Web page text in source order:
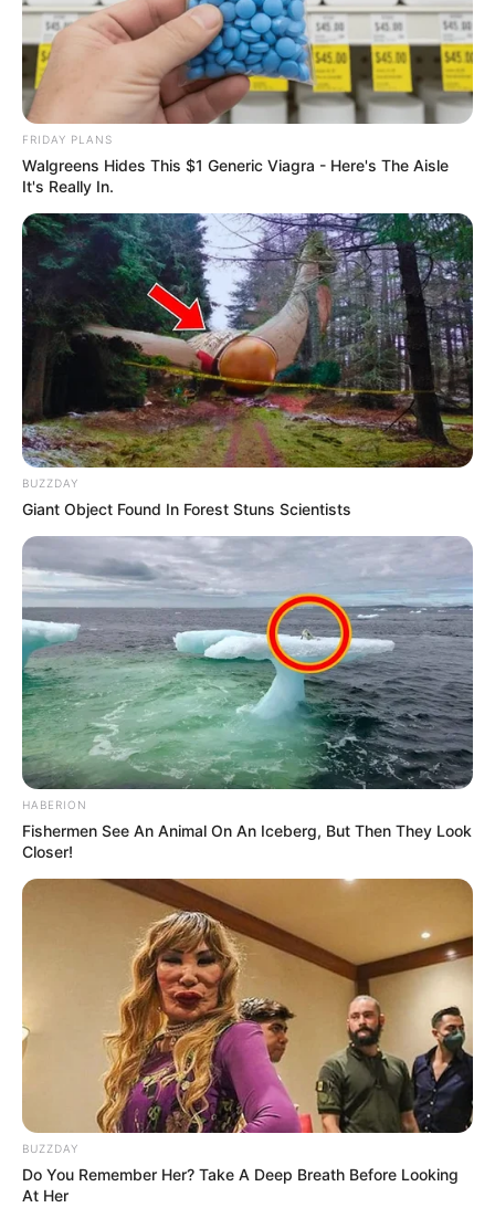
Άρθρο-κόλαφος των New
York Times για τις
υποκλοπές στην Ελλάδα –
“Η...
Κορυφαίος επιστήμονας του
κλίματος καταδικάζει τον
το κλίμα
ΑΙΤΗΜΑ ΑΠΑΓΟΡΕΥΣΗΣ
ΣΤΗΝ ΔΕΗ Α.Ε ΝΑ ΠΡΟΒΕΙ ΣΕ
ΔΙΑΚΟΠΗ ΗΛΕΚΤΡΟΔΟΤΗΣΗΣ
Αφαίρεση εμφυτεύματος και
βιοτσιπ από τις δυνάμεις
του φωτός
Email address:
Όλα τα κείμενα και οι εικόνες είναι πνευματική ιδιοκτησία του
ΝΙΚΟΛΑΟΣ ΑΝΑΞΙΜΑΝΔΡΟΣ. Aπαγορεύεται η αναπαραγωγή, η
αναδημοσίευση και η τροποποίησή τους χωρίς προηγούμενη
γραπτή άδεια του δημιουργού τους. Με επιφύλαξη κάθε νόμιμου
δικαιώματος. Διαβάστε τηνΠολιτική Απορρήτου
του website πριν
να το χρησιμοποιήσετε, καθώς χρησιμοποιώντας το την
αποδέχεστε. Ο ιστότοπος διατηρεί το δικαίωμα να τροποποιήσει
τους όρους χρήσης.
Επικοινωνήστε μαζί μας:nikolaosgeor@gmail.com
FRIDAY PLANS
Walgreens Hides This $1 Generic Viagra - Here's The Aisle
It's Really In.
BUZZDAY
Giant Object Found In Forest Stuns Scientists
HABERION
Fishermen See An Animal On An Iceberg, But Then They Look
Closer!
BUZZDAY
Do You Remember Her? Take A Deep Breath Before Looking
At Her